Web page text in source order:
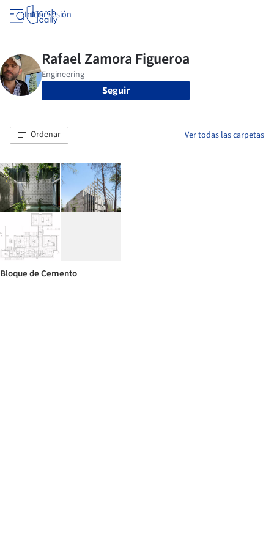
Iniciar sesión
Seguir
Ordenar Ver todas las carpetas
Bloque de Cemento